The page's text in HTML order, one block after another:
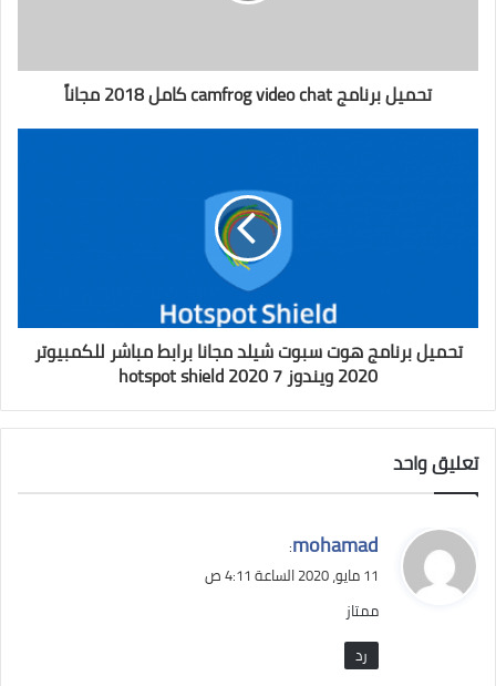
تحميل برنامج camfrog video chat كامل 2018 مجاناً
تحميل برنامج هوت سبوت شيلد مجانا برابط مباشر للكمبيوتر
2020 ويندوز 7 hotspot shield 2020
تعليق واحد
ي
ق
ل
mohamad
:
11 مايو، 2020 الساعة 4:11 ص
ممتاز
رد